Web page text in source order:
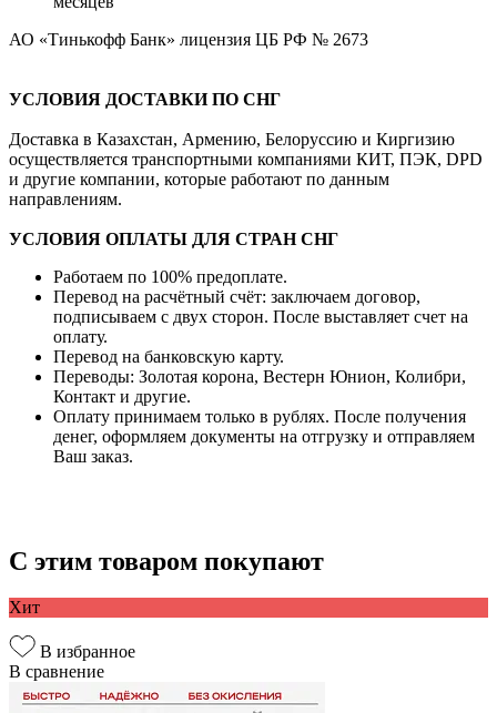
АО «Тинькофф Банк» лицензия ЦБ РФ № 2673
УСЛОВИЯ ДОСТАВКИ ПО СНГ
Доставка в Казахстан, Армению, Белоруссию и Киргизию
осуществляется транспортными компаниями КИТ, ПЭК, DPD
и другие компании, которые работают по данным
направлениям.
УСЛОВИЯ ОПЛАТЫ ДЛЯ СТРАН СНГ
Работаем по 100% предоплате.
Перевод на расчётный счёт: заключаем договор,
подписываем с двух сторон. После выставляет счет на
оплату.
Перевод на банковскую карту.
Переводы: Золотая корона, Вестерн Юнион, Колибри,
Контакт и другие.
Оплату принимаем только в рублях. После получения
денег, оформляем документы на отгрузку и отправляем
Ваш заказ.
С этим товаром покупают
Хит
В избранное
В сравнение